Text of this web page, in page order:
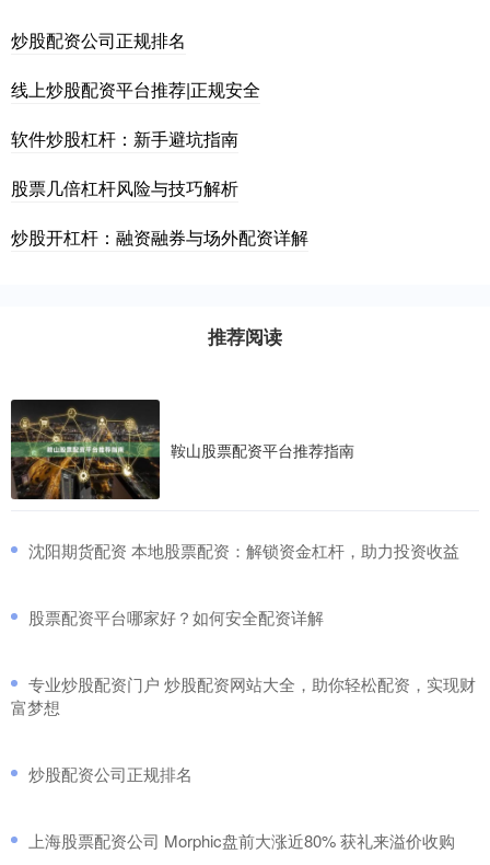
炒股配资公司正规排名
线上炒股配资平台推荐|正规安全
软件炒股杠杆：新手避坑指南
股票几倍杠杆风险与技巧解析
炒股开杠杆：融资融券与场外配资详解
推荐阅读
鞍山股票配资平台推荐指南
​沈阳期货配资 本地股票配资：解锁资金杠杆，助力投资收益
​股票配资平台哪家好？如何安全配资详解
​专业炒股配资门户 炒股配资网站大全，助你轻松配资，实现财
富梦想
​炒股配资公司正规排名
​上海股票配资公司 Morphic盘前大涨近80% 获礼来溢价收购